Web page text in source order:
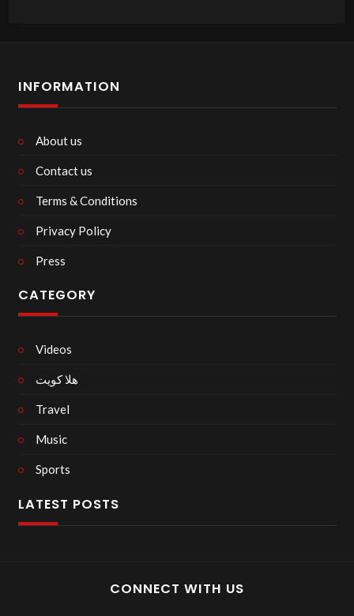
INFORMATION
About us
Contact us
Terms & Conditions
Privacy Policy
Press
CATEGORY
Videos
هلا كويت
Travel
Music
Sports
LATEST POSTS
CONNECT WITH US